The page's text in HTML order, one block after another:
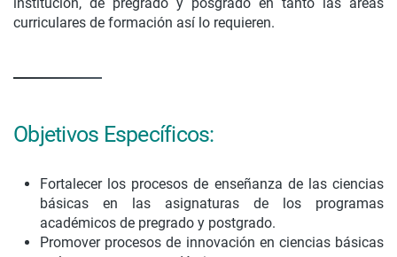
curriculares de formación así lo requieren.
Objetivos Específicos:
Fortalecer los procesos de enseñanza de las ciencias
básicas en las asignaturas de los programas
académicos de pregrado y postgrado.
Promover procesos de innovación en ciencias básicas